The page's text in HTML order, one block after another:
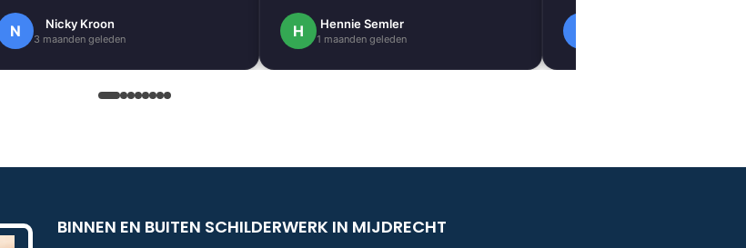
Nogmaals bedankt.
N Nicky Kroon
3 maanden geleden H Hennie Semler
1 maanden geleden
BINNEN EN BUITEN SCHILDERWERK IN MIJDRECHT